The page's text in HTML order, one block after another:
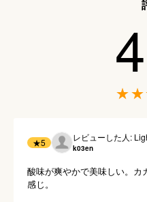
★5 レビューした人:
k03en
酸味が爽やかで美味しい。カ
感じ。